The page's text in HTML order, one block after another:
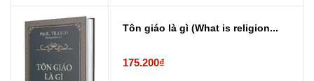
Tôn giáo là gì (What is religion...
175.200₫